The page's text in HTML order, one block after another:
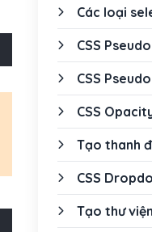
Các loại
CSS
CSS
CSS
Tạo thanh
CSS
Tạo thư